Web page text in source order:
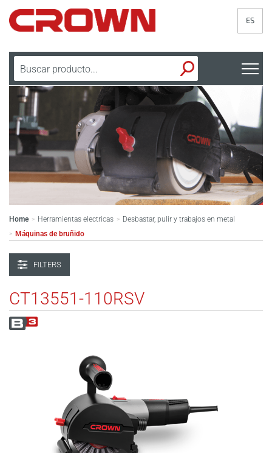
ES
Home > Herramientas electricas > Desbastar, pulir y trabajos en metal
> Máquinas de bruñido
FILTERS
CT13551-110RSV